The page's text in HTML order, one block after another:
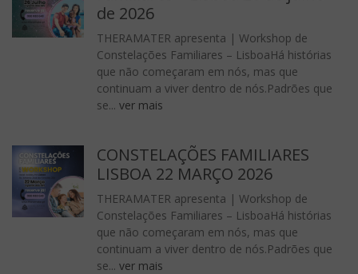
de 2026
THERAMATER apresenta | Workshop de
Constelações Familiares – LisboaHá histórias
que não começaram em nós, mas que
continuam a viver dentro de nós.Padrões que
se... ver mais
CONSTELAÇÕES FAMILIARES
LISBOA 22 MARÇO 2026
THERAMATER apresenta | Workshop de
Constelações Familiares – LisboaHá histórias
que não começaram em nós, mas que
continuam a viver dentro de nós.Padrões que
se... ver mais